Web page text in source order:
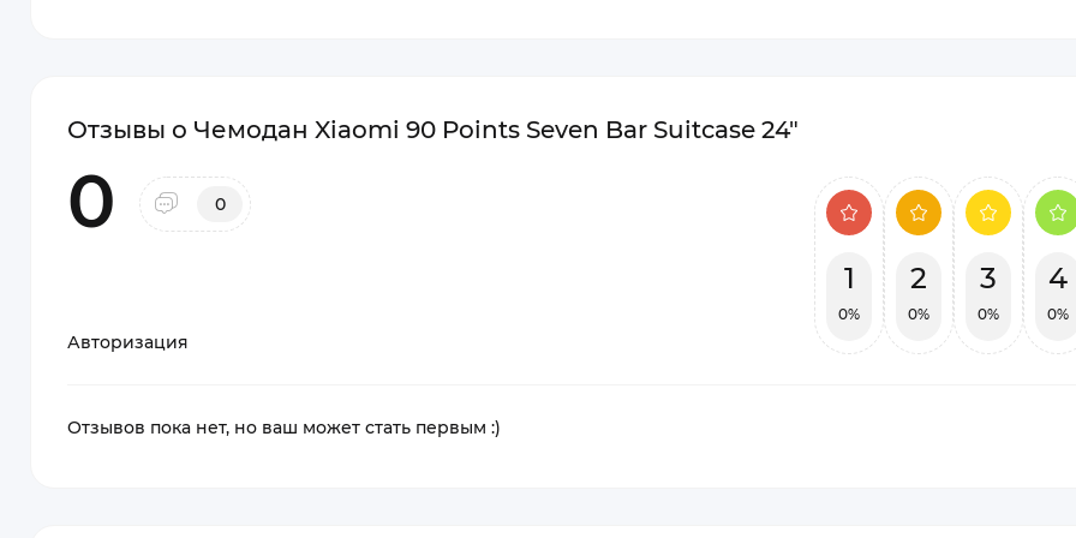
Отзывы о Чемодан Xiaomi 90 Points Seven Bar Suitcase 24"
0 0
Авторизация
1
0%
2
0%
3
0%
4
0%
Отзывов пока нет, но ваш может стать первым :)